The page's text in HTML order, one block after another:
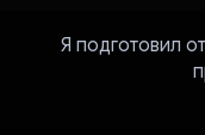
Я подготовил